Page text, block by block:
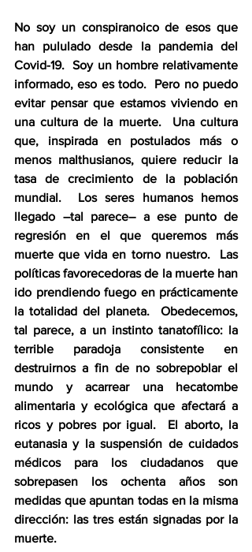
No soy un conspiranoico de esos que
han pululado desde la pandemia del
Covid-19.  Soy un hombre relativamente
informado, eso es todo.  Pero no puedo
evitar pensar que estamos viviendo en
una cultura de la muerte.  Una cultura
que, inspirada en postulados más o
menos malthusianos, quiere reducir la
tasa de crecimiento de la población
mundial.  Los seres humanos hemos
llegado –tal parece– a ese punto de
regresión en el que queremos más
muerte que vida en torno nuestro.  Las
políticas favorecedoras de la muerte han
ido prendiendo fuego en prácticamente
la totalidad del planeta.  Obedecemos,
tal parece, a un instinto tanatofílico: la
terrible paradoja consistente en
destruirnos a fin de no sobrepoblar el
mundo y acarrear una hecatombe
alimentaria y ecológica que afectará a
ricos y pobres por igual.  El aborto, la
eutanasia y la suspensión de cuidados
médicos para los ciudadanos que
sobrepasen los ochenta años son
medidas que apuntan todas en la misma
dirección: las tres están signadas por la
muerte.